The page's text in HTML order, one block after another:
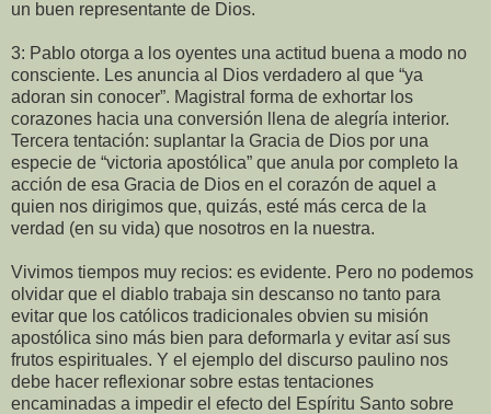
un buen representante de Dios.
3: Pablo otorga a los oyentes una actitud buena a modo no
consciente. Les anuncia al Dios verdadero al que “ya
adoran sin conocer”. Magistral forma de exhortar los
corazones hacia una conversión llena de alegría interior.
Tercera tentación: suplantar la Gracia de Dios por una
especie de “victoria apostólica” que anula por completo la
acción de esa Gracia de Dios en el corazón de aquel a
quien nos dirigimos que, quizás, esté más cerca de la
verdad (en su vida) que nosotros en la nuestra.
Vivimos tiempos muy recios: es evidente. Pero no podemos
olvidar que el diablo trabaja sin descanso no tanto para
evitar que los católicos tradicionales obvien su misión
apostólica sino más bien para deformarla y evitar así sus
frutos espirituales. Y el ejemplo del discurso paulino nos
debe hacer reflexionar sobre estas tentaciones
encaminadas a impedir el efecto del Espíritu Santo sobre